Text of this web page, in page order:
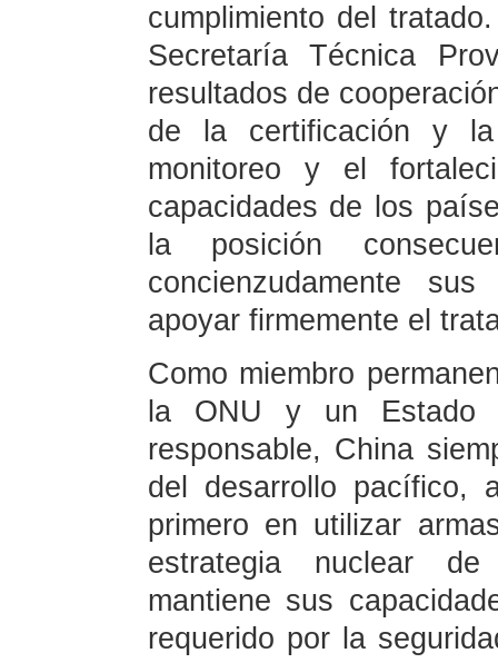
cumplimiento del
Secretaría Técnica
resultados de
de la certificación y
monitoreo y el
capacidades de los
la posición
concienzudamente
apoyar firmemente el
Como miembro
la ONU y un Estado
responsable, China
del desarrollo pacífico,
primero en utilizar
estrategia nuclear de
mantiene sus
requerido por la